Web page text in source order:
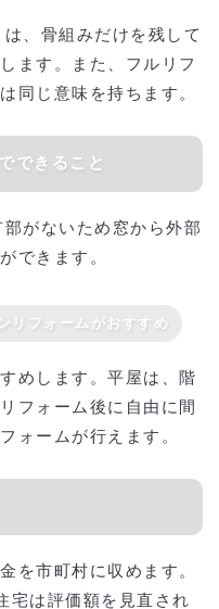
、骨組みだけを残して
ます。また、フルリフ
同じ意味を持ちます。
できること
がないため窓から外部
できます。
リフォームがおすすめ
めします。平屋は、階
フォーム後に自由に間
ォームが行えます。
を市町村に収めます。
宅は評価額を見直され